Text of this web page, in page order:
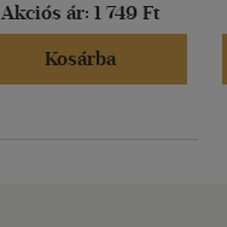
Akciós ár: 1 749 Ft
Kosárba